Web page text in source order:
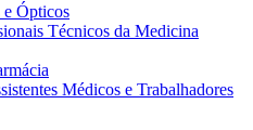
e Ópticos
Técnicos da Medicina
Médicos e Trabalhadores